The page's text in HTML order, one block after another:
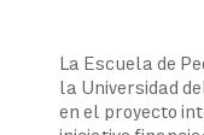
La Escuela de
la Universidad
en el proyecto